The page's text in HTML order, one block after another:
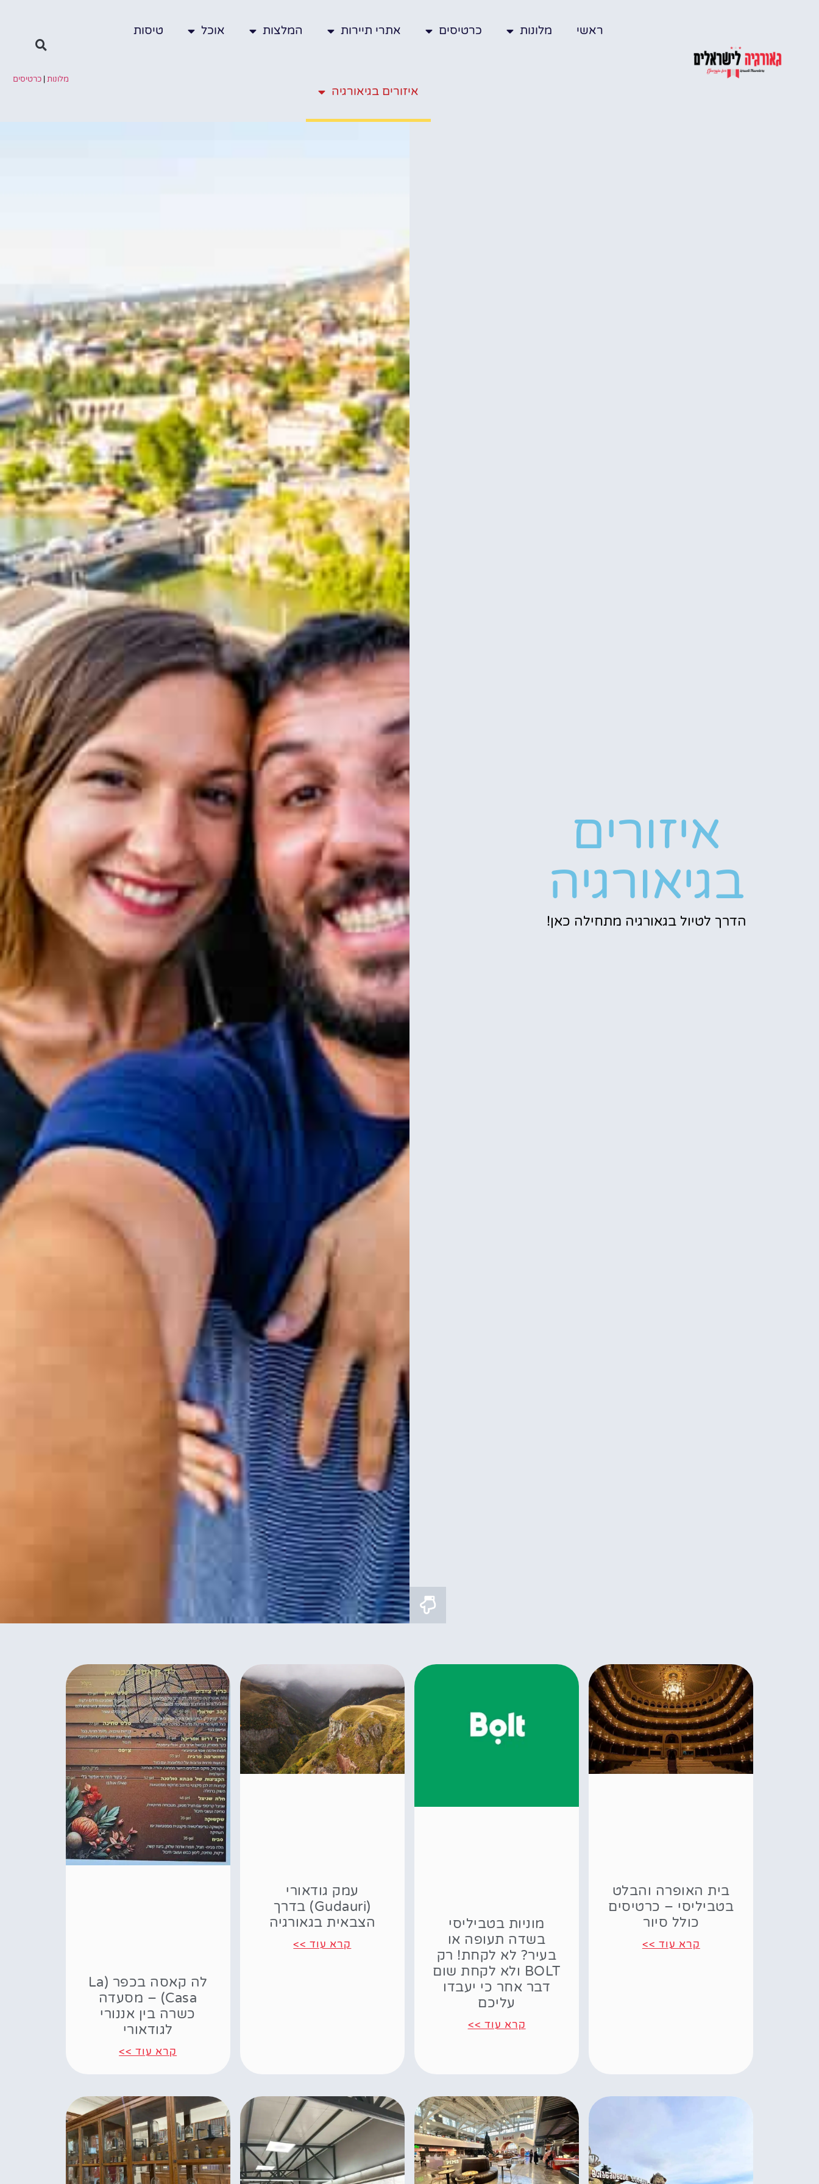
ראשי מלונות כרטיסים אתרי תיירות המלצות אוכל טיסות
איזורים בגיאורגיה
מלונות| כרטיסים
איזורים
בגיאורגיה
הדרך לטיול בגאורגיה מתחילה כאן!
בית האופרה והבלט
בטביליסי – כרטיסים
כולל סיור
קרא עוד >>
מוניות בטביליסי
בשדה תעופה או
בעיר? לא לקחת! רק
BOLT ולא לקחת שום
דבר אחר כי יעבדו
עליכם
קרא עוד >>
עמק גודאורי
(Gudauri) בדרך
הצבאית בגאורגיה
קרא עוד >>
לה קאסה בכפר (La
Casa) – מסעדה
כשרה בין אננורי
לגודאורי
קרא עוד >>